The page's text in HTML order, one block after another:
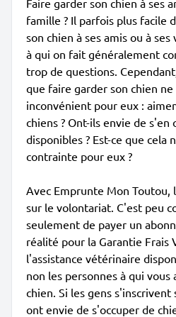
Faire garder son chien à ses
famille ? Il parfois plus facile
son chien à ses amis ou à
à qui on fait généralement
trop de questions.
que faire garder son chien
inconvénient pour eux :
chiens ? Ont-ils envie de s'en
disponibles ? Est-ce que cela
contrainte pour eux ?
Avec Emprunte Mon Toutou,
sur le volontariat. C'est peu
seulement de payer un
réalité pour la Garantie Frais
l'assistance vétérinaire
non les personnes à qui
chien. Si les gens
ont envie de s'occuper de